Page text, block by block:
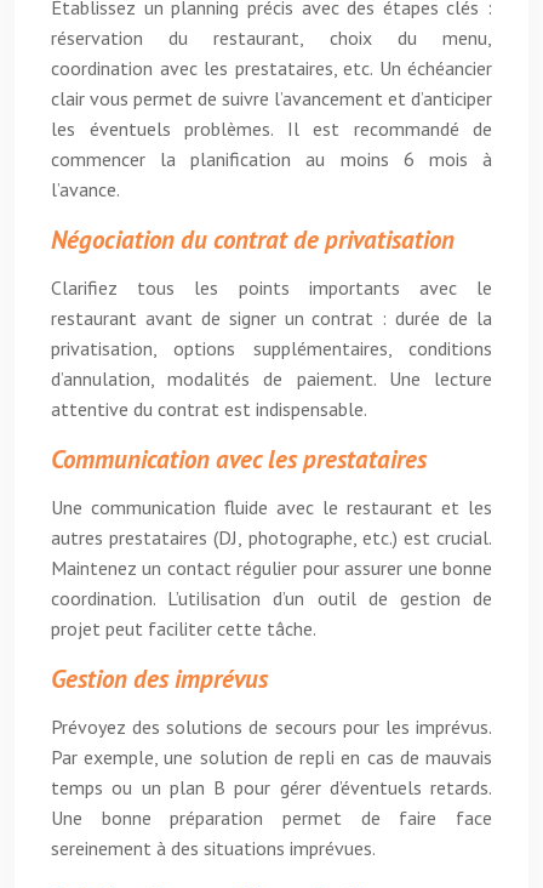
Établissez un planning précis avec des étapes clés :
réservation du restaurant, choix du menu,
coordination avec les prestataires, etc. Un échéancier
clair vous permet de suivre l’avancement et d’anticiper
les éventuels problèmes. Il est recommandé de
commencer la planification au moins 6 mois à
l’avance.
Négociation du contrat de privatisation
Clarifiez tous les points importants avec le
restaurant avant de signer un contrat : durée de la
privatisation, options supplémentaires, conditions
d’annulation, modalités de paiement. Une lecture
attentive du contrat est indispensable.
Communication avec les prestataires
Une communication fluide avec le restaurant et les
autres prestataires (DJ, photographe, etc.) est crucial.
Maintenez un contact régulier pour assurer une bonne
coordination. L’utilisation d’un outil de gestion de
projet peut faciliter cette tâche.
Gestion des imprévus
Prévoyez des solutions de secours pour les imprévus.
Par exemple, une solution de repli en cas de mauvais
temps ou un plan B pour gérer d’éventuels retards.
Une bonne préparation permet de faire face
sereinement à des situations imprévues.